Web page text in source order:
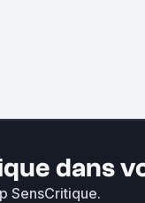
dans
SensCritique.